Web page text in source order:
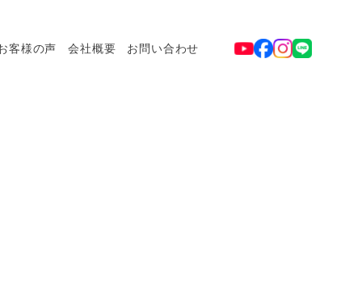
客様の声 会社概要 お問い合わせ